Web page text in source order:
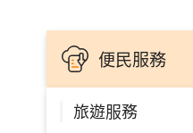
便民服務
旅遊服務